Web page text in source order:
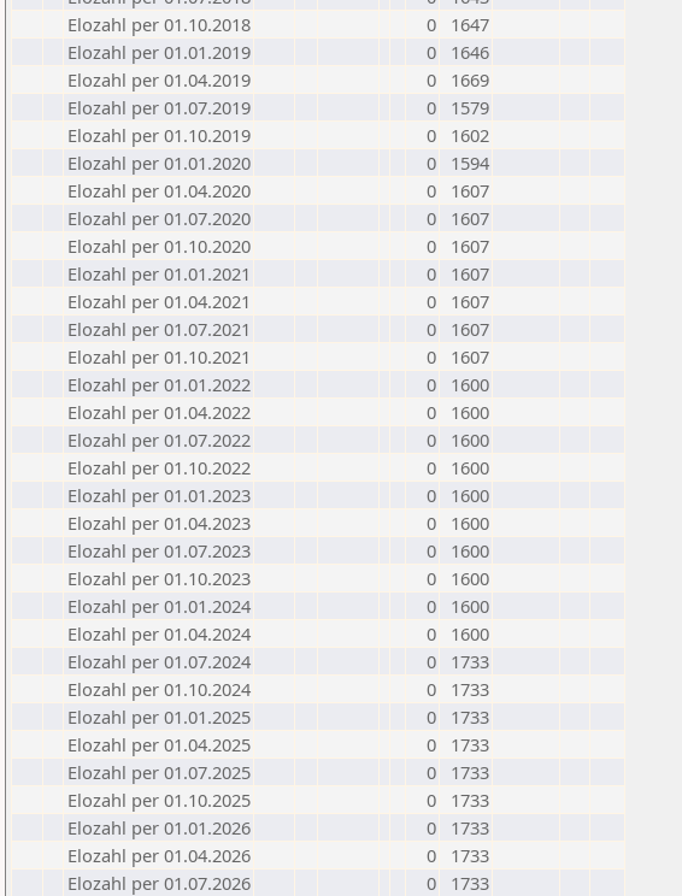
Elozahl per 01.10.2018
0
1647
Elozahl per 01.01.2019
0
1646
Elozahl per 01.04.2019
0
1669
Elozahl per 01.07.2019
0
1579
Elozahl per 01.10.2019
0
1602
Elozahl per 01.01.2020
0
1594
Elozahl per 01.04.2020
0
1607
Elozahl per 01.07.2020
0
1607
Elozahl per 01.10.2020
0
1607
Elozahl per 01.01.2021
0
1607
Elozahl per 01.04.2021
0
1607
Elozahl per 01.07.2021
0
1607
Elozahl per 01.10.2021
0
1607
Elozahl per 01.01.2022
0
1600
Elozahl per 01.04.2022
0
1600
Elozahl per 01.07.2022
0
1600
Elozahl per 01.10.2022
0
1600
Elozahl per 01.01.2023
0
1600
Elozahl per 01.04.2023
0
1600
Elozahl per 01.07.2023
0
1600
Elozahl per 01.10.2023
0
1600
Elozahl per 01.01.2024
0
1600
Elozahl per 01.04.2024
0
1600
Elozahl per 01.07.2024
0
1733
Elozahl per 01.10.2024
0
1733
Elozahl per 01.01.2025
0
1733
Elozahl per 01.04.2025
0
1733
Elozahl per 01.07.2025
0
1733
Elozahl per 01.10.2025
0
1733
Elozahl per 01.01.2026
0
1733
Elozahl per 01.04.2026
0
1733
Elozahl per 01.07.2026
0 1733